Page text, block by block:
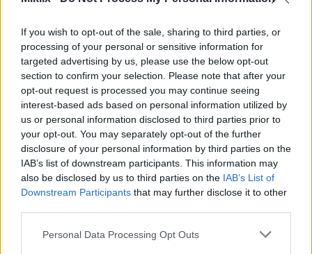
If you wish to opt-out of the sale, sharing to third parties, or
processing of your personal or sensitive information for
targeted advertising by us, please use the below opt-out
section to confirm your selection. Please note that after your
opt-out request is processed you may continue seeing
interest-based ads based on personal information utilized by
us or personal information disclosed to third parties prior to
your opt-out. You may separately opt-out of the further
disclosure of your personal information by third parties on the
IAB’s list of downstream participants. This information may
also be disclosed by us to third parties on the IAB’s List of
Downstream Participants that may further disclose it to other
Please note that this website/app uses one or more Google
Personal Data Processing Opt Outs
નાટકીય પ્રકાશ હેઠળ છાલેલા લાલ કોબીના સ્તરો સાથે માનવ હાડકાનો
વિસ્તૃત ક્રોસ-સેક્શન.
વધુ માહિતી અને ઉચ્ચ રિઝોલ્યુશન માટે છબી પર ક્લિક કરો અથવા ટેપ
કરો.
રોગ નિવારણ: કેન્સર અને તેનાથી આગળ
લાલ કોબી કેન્સર સામે લડવામાં ખૂબ મદદરૂપ છે. તે સલ્ફોરાફેન અને
એન્થોસાયનિનથી ભરપૂર છે, જે આપણા શરીરનું રક્ષણ કરે છે.
ખાવાથી કોલોરેક્ટલ કેન્સરનું જોખમ 18% ઓછું થઈ શકે છે.